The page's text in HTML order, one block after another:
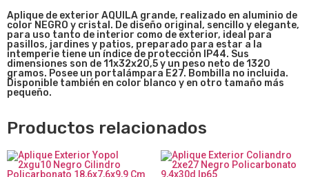
Aplique de exterior AQUILA grande, realizado en aluminio de
color NEGRO y cristal. De diseño original, sencillo y elegante,
para uso tanto de interior como de exterior, ideal para
pasillos, jardines y patios, preparado para estar a la
intemperie tiene un índice de protección IP44. Sus
dimensiones son de 11x32x20,5 y un peso neto de 1320
gramos. Posee un portalámpara E27. Bombilla no incluida.
Disponible también en color blanco y en otro tamaño más
pequeño.
Productos relacionados